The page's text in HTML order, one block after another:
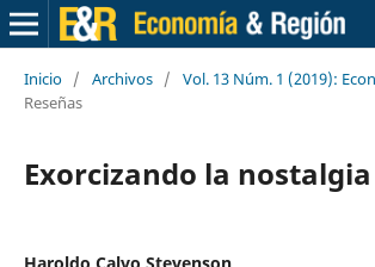
Inicio / Archivos / Vol. 13 Núm. 1 (2019):
Reseñas
Exorcizando la